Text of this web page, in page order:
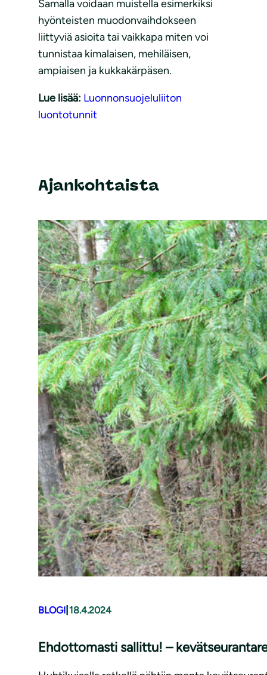
Samalla voidaan muistella esimerkiksi
hyönteisten muodonvaihdokseen
liittyviä asioita tai vaikkapa miten voi
tunnistaa kimalaisen, mehiläisen,
ampiaisen ja kukkakärpäsen.
Lue lisää: Luonnonsuojeluliiton
luontotunnit
Ajankohtaista
BLOGI 18.4.2024
Ehdottomasti sallittu! –